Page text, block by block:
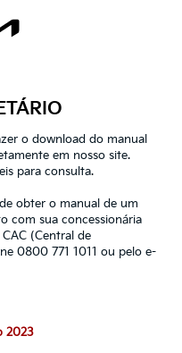
o download do manual
em nosso site.
para consulta.
obter o manual de um
com sua concessionária
(Central de
0800 771 1011 ou pelo e-
2023